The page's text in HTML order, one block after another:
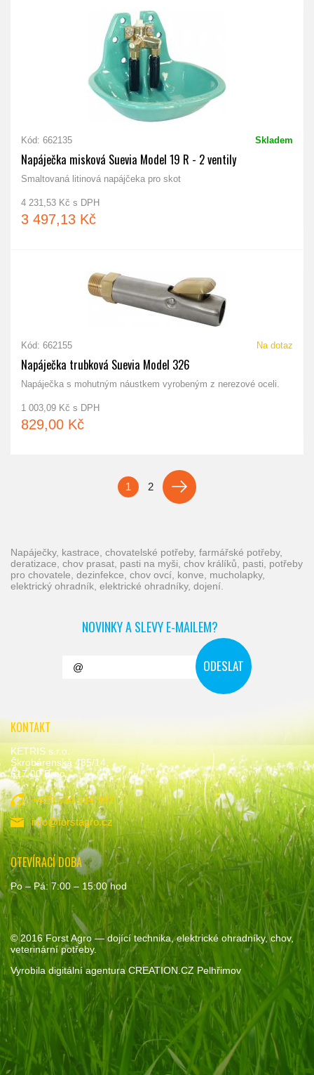
Kód: 662135 Skladem
Napáječka misková Suevia Model 19 R - 2 ventily
Smaltovaná litinová napájčeka pro skot
4 231,53 Kč s DPH
3 497,13 Kč
Kód: 662155 Na dotaz
Napáječka trubková Suevia Model 326
Napáječka s mohutným náustkem vyrobeným z nerezové oceli.
1 003,09 Kč s DPH
829,00 Kč
1 2
napáječky, kastrace, chovatelské potřeby, farmářské potřeby,
deratizace, chov prasat, pasti na myši, chov králíků, pasti, potřeby
pro chovatele, dezinfekce, chov ovcí, konve, mucholapky,
elektrický ohradník, elektrické ohradníky, dojení.
NOVINKY A SLEVY E-MAILEM?
KONTAKT
KETRIS s.r.o.
Škrobárenská 485/14,
617 00 Brno
+420 534 534 992
info@forstagro.cz
OTEVÍRACÍ DOBA
Po – Pá: 7:00 – 15:00 hod
© 2016Forst Agro— dojící technika, elektrické ohradníky, chov,
veterinární potřeby.
Vyrobila digitální agentura CREATION.CZ Pelhřimov